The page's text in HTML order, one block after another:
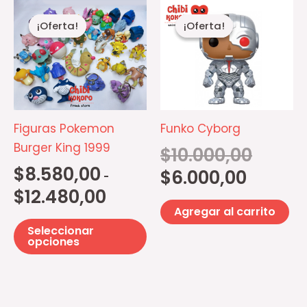
¡Oferta!
¡Oferta!
Figuras Pokemon
Burger King 1999
$8.580,00 -
$12.480,00
Rango
de
precios:
desde
$8.580,00
hasta
$12.480,00
Seleccionar
opciones
Este
producto
tiene
múltiples
variantes.
opciones
pueden
elegir
página
¡Oferta!
¡Oferta!
Funko Cyborg
$10.000,00
precio
original
era:
$6.000,00
precio
actual
es:
$6.000,00.
Agregar al carrito